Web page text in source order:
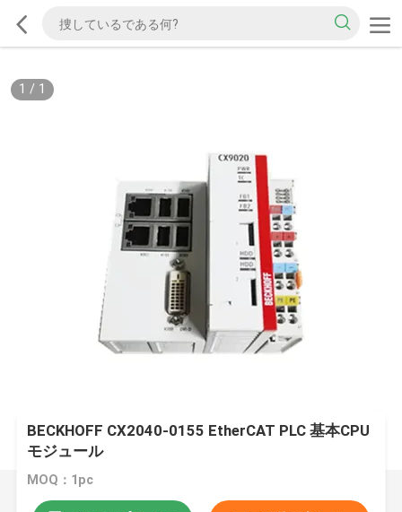
1 / 1
BECKHOFF CX2040-0155 EtherCAT PLC 基本CPU
モジュール
MOQ：1pc